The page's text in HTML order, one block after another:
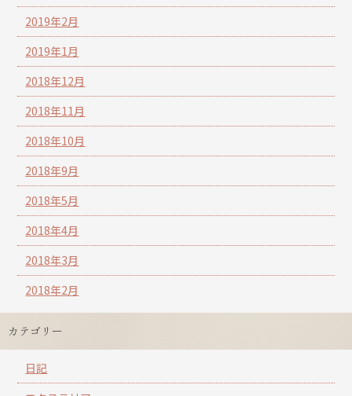
2019年2月
2019年1月
2018年12月
2018年11月
2018年10月
2018年9月
2018年5月
2018年4月
2018年3月
2018年2月
カテゴリー
日記